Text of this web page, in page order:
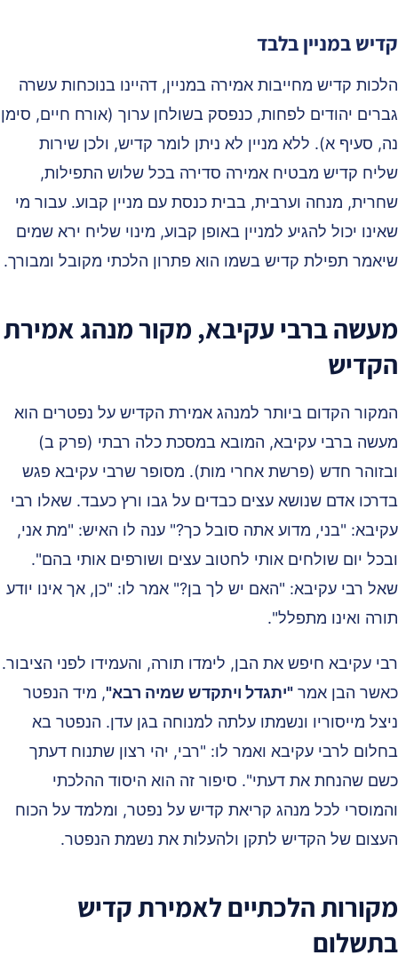
במניין בלבד
קדיש מחייבות אמירה במניין, דהיינו בנוכחות עשרה
יהודים לפחות, כנפסק בשולחן ערוך (אורח חיים, סימן
סעיף א). ללא מניין לא ניתן לומר קדיש, ולכן שירות
קדיש מבטיח אמירה סדירה בכל שלוש התפילות,
מנחה וערבית, בבית כנסת עם מניין קבוע. עבור מי
יכול להגיע למניין באופן קבוע, מינוי שליח ירא שמים
תפילת קדיש בשמו הוא פתרון הלכתי מקובל ומבורך.
ברבי עקיבא, מקור מנהג אמירת
הקדום ביותר למנהג אמירת הקדיש על נפטרים הוא
ברבי עקיבא, המובא במסכת כלה רבתי (פרק ב)
חדש (פרשת אחרי מות). מסופר שרבי עקיבא פגש
אדם שנושא עצים כבדים על גבו ורץ כעבד. שאלו רבי
"בני, מדוע אתה סובל כך?" ענה לו האיש: "מת אני,
יום שולחים אותי לחטוב עצים ושורפים אותי בהם".
רבי עקיבא: "האם יש לך בן?" אמר לו: "כן, אך אינו יודע
ואינו מתפלל".
עקיבא חיפש את הבן, לימדו תורה, והעמידו לפני הציבור.
הבן אמר"יתגדל ויתקדש שמיה רבא", מיד הנפטר
מייסוריו ונשמתו עלתה למנוחה בגן עדן. הנפטר בא
לרבי עקיבא ואמר לו: "רבי, יהי רצון שתנוח דעתך
שהנחת את דעתי". סיפור זה הוא היסוד ההלכתי
לכל מנהג קריאת קדיש על נפטר, ומלמד על הכוח
של הקדיש לתקן ולהעלות את נשמת הנפטר.
הלכתיים לאמירת קדיש